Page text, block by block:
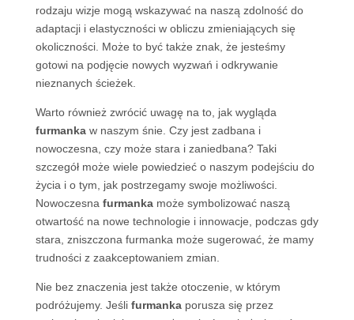
rodzaju wizje mogą wskazywać na naszą zdolność do
adaptacji i elastyczności w obliczu zmieniających się
okoliczności. Może to być także znak, że jesteśmy
gotowi na podjęcie nowych wyzwań i odkrywanie
nieznanych ścieżek.
Warto również zwrócić uwagę na to, jak wygląda
furmankaw naszym śnie. Czy jest zadbana i
nowoczesna, czy może stara i zaniedbana? Taki
szczegół może wiele powiedzieć o naszym podejściu do
życia i o tym, jak postrzegamy swoje możliwości.
Nowoczesna furmankamoże symbolizować naszą
otwartość na nowe technologie i innowacje, podczas gdy
stara, zniszczona furmanka może sugerować, że mamy
trudności z zaakceptowaniem zmian.
Nie bez znaczenia jest także otoczenie, w którym
podróżujemy. Jeśli furmankaporusza się przez